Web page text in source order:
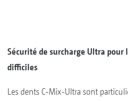
Sécurité de surcharge Ultra pour
difficiles
Les dents C-Mix-Ultra sont